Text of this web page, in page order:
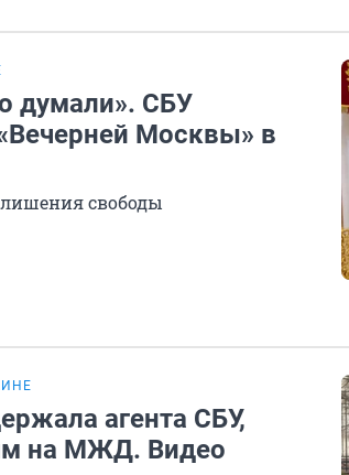
думали». СБУ
Москвы» в
лишения свободы
агента СБУ,
на МЖД. Видео